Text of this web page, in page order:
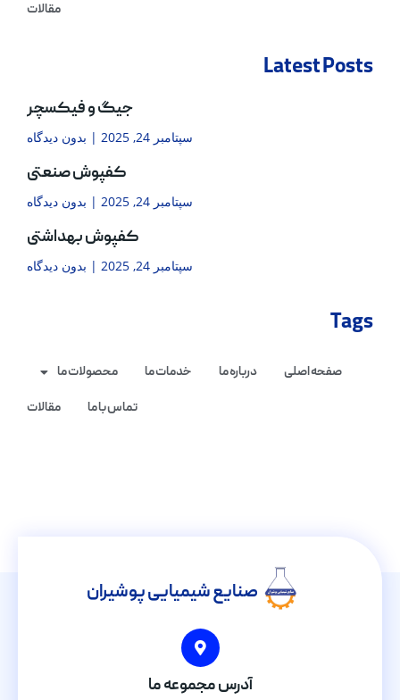
مقالات
Latest Posts
جیگ و فیکسچر
سپتامبر 24, 2025 بدون دیدگاه
کفپوش صنعتی
سپتامبر 24, 2025 بدون دیدگاه
کفپوش بهداشتی
سپتامبر 24, 2025 بدون دیدگاه
Tags
صفحه اصلی درباره ما خدمات ما
محصولات ما
تماس با ما
مقالات
صنایع شیمیایی پوشیران
آدرس مجموعه ما